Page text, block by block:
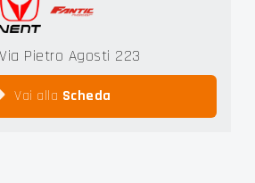
Via Pietro Agosti 223
Vai alla Scheda